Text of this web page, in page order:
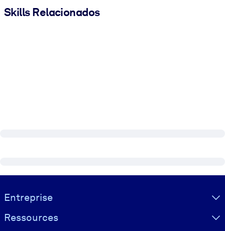
Skills Relacionados
Visually hidden Text
Entreprise
Ressources